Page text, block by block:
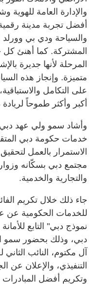
والإدارة العامة للهوية
أفضل تجربة مدينة
والسياحة ودي بي وورلد
المشتركة. كما أهنئ
المرحلة لأنها جديرة
متميزة. وإنجاز هذه
على التكامل
أكبر وأكثر طموحاً
وأشاد سمو ولي عهد
خدمات حكومة دبي
الاستمرار بالعمل
مجتمع دبي بسكّانه
والتجارية والخدمية.
جاء ذلك خلال تكريم
نموذج دبي" التابع
دبي، وذلك بحضور سمو
آل مكتوم، النائب
التنفيذي، والإعلان عن
وتكريم أفضل